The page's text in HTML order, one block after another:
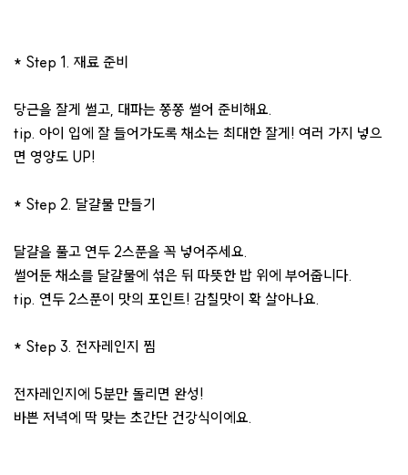
* Step 1. 재료 준비
당근을 잘게 썰고, 대파는 쫑쫑 썰어 준비해요.
tip. 아이 입에 잘 들어가도록 채소는 최대한 잘게! 여러 가지 넣으
면 영양도 UP!
* Step 2. 달걀물 만들기
달걀을 풀고 연두 2스푼을 꼭 넣어주세요.
썰어둔 채소를 달걀물에 섞은 뒤 따뜻한 밥 위에 부어줍니다.
tip. 연두 2스푼이 맛의 포인트! 감칠맛이 확 살아나요.
* Step 3. 전자레인지 찜
전자레인지에 5분만 돌리면 완성!
바쁜 저녁에 딱 맞는 초간단 건강식이에요.